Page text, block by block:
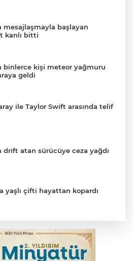
mesajlaşmayla başlayan
kanlı bitti
binlerce kişi meteor yağmuru
geldi
ile Taylor Swift arasında telif
drift atan sürücüye ceza yağdı
yaşlı çifti hayattan kopardı